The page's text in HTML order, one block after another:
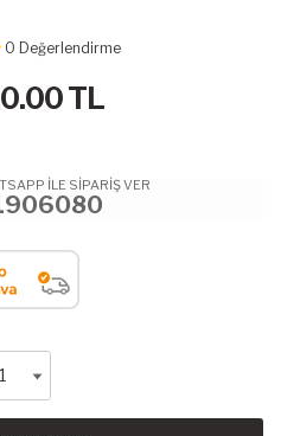
0 Değerlendirme
TL
İLE SİPARİŞ VER